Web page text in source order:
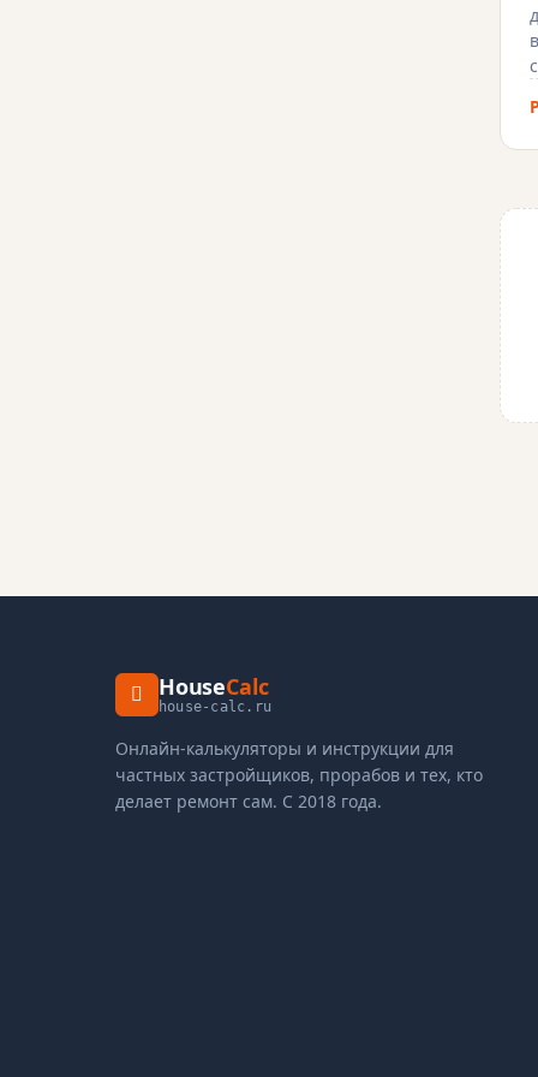
HouseCalc
house-calc.ru
Онлайн-калькуляторы и инструкции для
частных застройщиков, прорабов и тех, кто
делает ремонт сам. С 2018 года.